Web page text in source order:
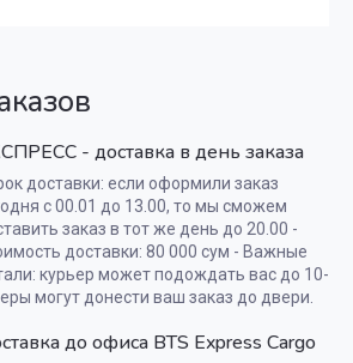
- доставка в день заказа
доставки: если оформили заказ
с 00.01 до 13.00, то мы сможем
заказ в тот же день до 20.00 -
доставки: 80 000 сум - Важные
курьер может подождать вас до 10-
могут донести ваш заказ до двери.
до офиса BTS Express Cargo